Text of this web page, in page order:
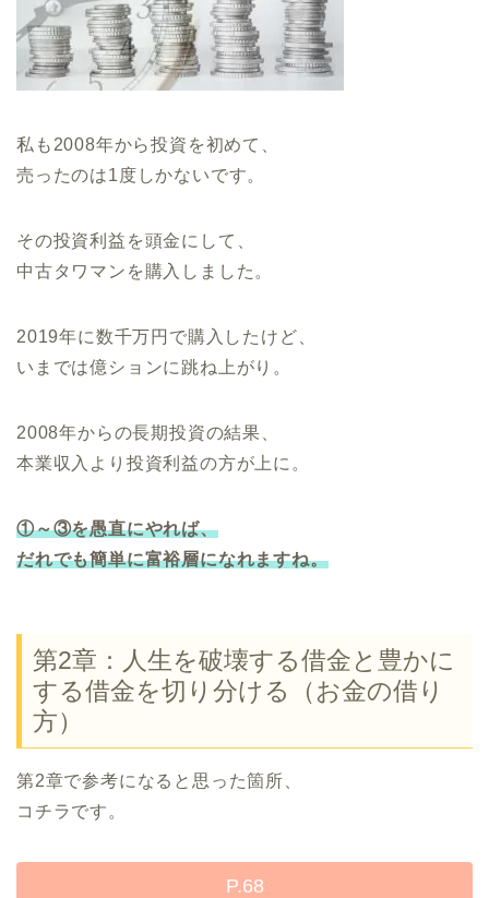
私も2008年から投資を初めて、
売ったのは1度しかないです。
その投資利益を頭金にして、
中古タワマンを購入しました。
2019年に数千万円で購入したけど、
いまでは億ションに跳ね上がり。
2008年からの長期投資の結果、
本業収入より投資利益の方が上に。
①～③を愚直にやれば、
だれでも簡単に富裕層になれますね。
第2章：人生を破壊する借金と豊かに
する借金を切り分ける（お金の借り
方）
第2章で参考になると思った箇所、
コチラです。
P.68